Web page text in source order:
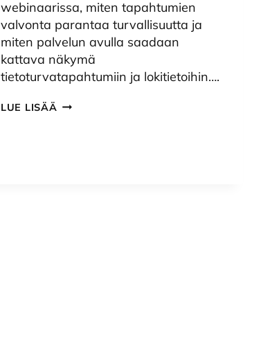
webinaarissa, miten tapahtumien
valvonta parantaa turvallisuutta ja
miten palvelun avulla saadaan
kattava näkymä
tietoturvatapahtumiin ja lokitietoihin….
LUE LISÄÄ KAITA